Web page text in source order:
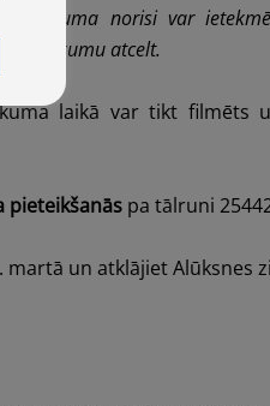
norisi var
pasākumu atcelt.
laikā var tikt filmēts
pieteikšanāspa tālruni
martā un atklājiet Alūksnes